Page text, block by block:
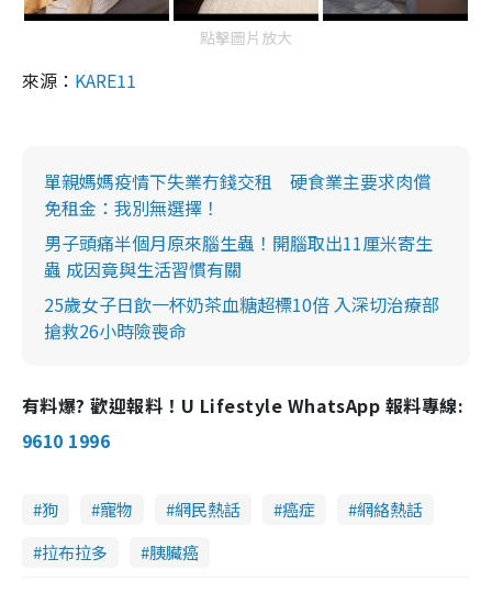
點擊圖片放大
來源： KARE11
單親媽媽疫情下失業冇錢交租 硬食業主要求肉償
免租金：我別無選擇！
男子頭痛半個月原來腦生蟲！開腦取出11厘米寄生
蟲 成因竟與生活習慣有關
25歲女子日飲一杯奶茶血糖超標10倍 入深切治療部
搶救26小時險喪命
有料爆? 歡迎報料！U Lifestyle WhatsApp 報料專線:
9610 1996
狗 寵物 網民熱話 癌症
網絡熱話
拉布拉多
胰臟癌